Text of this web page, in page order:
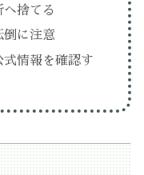
捨てる
倒に注意
式情報を確認す